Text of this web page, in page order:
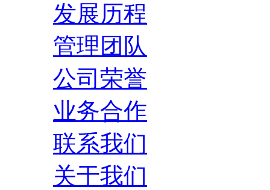
发展历程
管理团队
公司荣誉
业务合作
联系我们
关于我们